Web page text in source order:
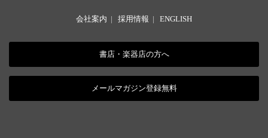
会社案内 | 採用情報 | ENGLISH
書店・楽器店の方へ
メールマガジン登録無料